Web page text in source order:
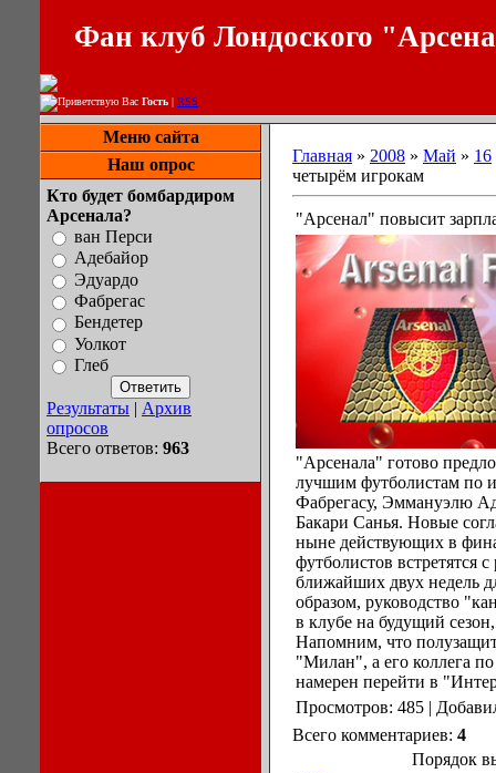
Фан клуб Лондоского
Приветствую Вас Гость | RSS
Меню сайта
Наш опрос
Кто будет бомбардиром
Арсенала?
ван Перси
Адебайор
Эдуардо
Фабрегас
Бендетер
Уолкот
Глеб
Результаты | Архив
опросов
Всего ответов: 963
Главная » 2008 » Май » 16
четырём игрокам
"Арсенал" повысит
"Арсенала" готово
лучшим футболистам по
Фабрегасу, Эммануэлю
Бакари Санья. Новые
ныне действующих в
футболистов встретятся
ближайших двух недель
образом, руководство
в клубе на будущий
Напомним, что
"Милан", а его коллега
намерен перейти в
Просмотров: 485 |
Всего комментариев: 4
Порядок